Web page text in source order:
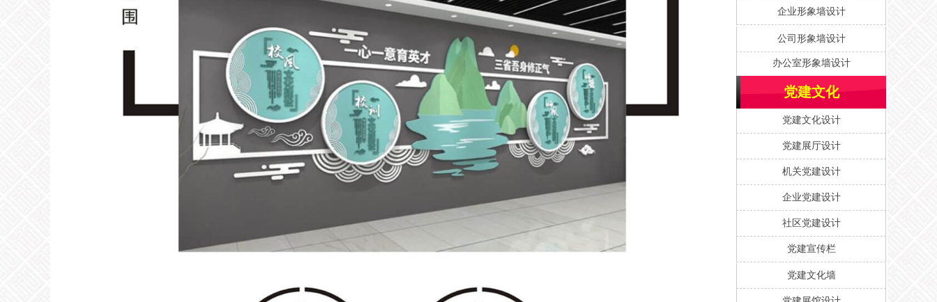
办公室形象墙设计
企业形象墙设计
党建文化
机关党建设计
党建展厅设计
公司形象墙设计
党建文化设计
企业党建设计
社区党建设计
党建宣传栏
党建文化墙